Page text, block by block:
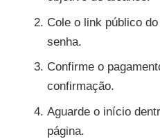
Cole o link público
senha.
Confirme o
confirmação.
Aguarde o início
página.